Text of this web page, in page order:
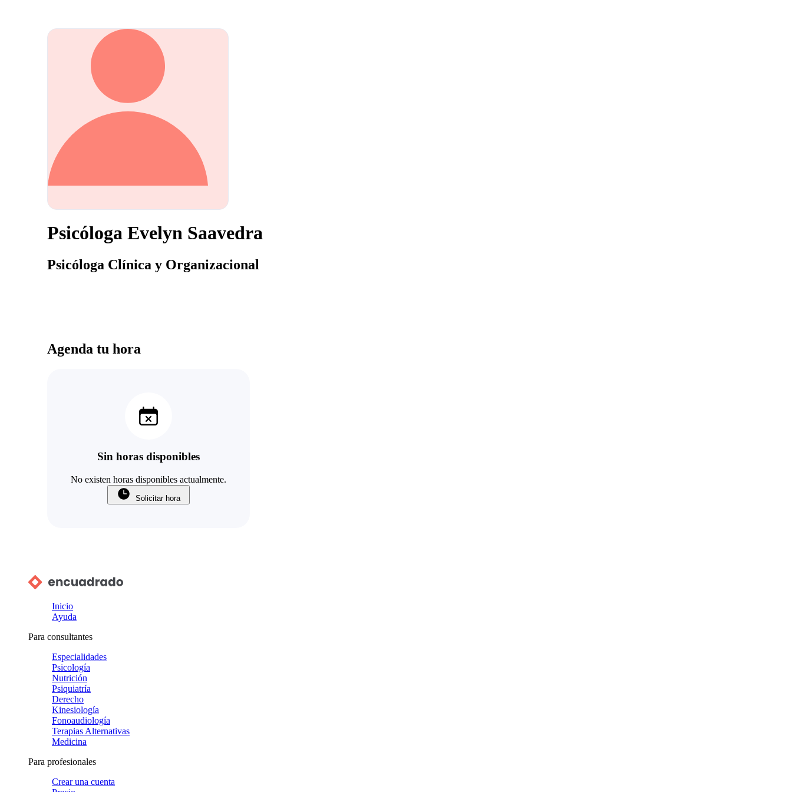
Psicóloga Evelyn Saavedra
Psicóloga Clínica y Organizacional
Agenda tu hora
Sin horas disponibles
No existen horas disponibles actualmente.
Solicitar hora
Inicio
Ayuda
Para consultantes
Especialidades
Psicología
Nutrición
Psiquiatría
Derecho
Kinesiología
Fonoaudiología
Terapias Alternativas
Medicina
Para profesionales
Crear una cuenta